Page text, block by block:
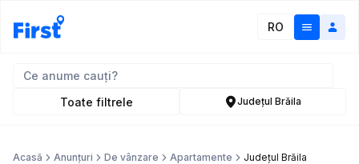
RO
Toate filtrele Județul Brăila
Acasă Anunțuri De vânzare Apartamente Județul Brăila